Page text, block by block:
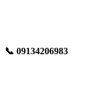
📞︁ 09134206983